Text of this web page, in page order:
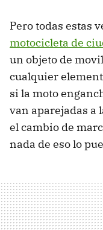
Pero todas estas
motocicleta de
un objeto de
cualquier
si la moto
van aparejadas a
el cambio de
nada de eso lo